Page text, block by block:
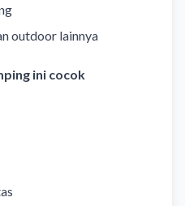
outdoor lainnya
ini cocok